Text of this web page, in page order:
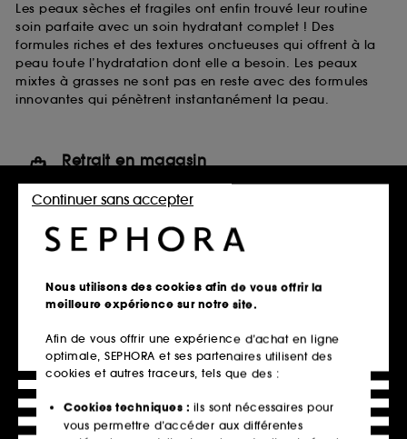
Les peaux sèches et fragiles ont enfin trouvé leur routine
soin parfaite avec un soin hydratant complet ! Des
formules riches et des textures onctueuses qui offrent à la
peau toute l’hydratation dont elle a besoin. Les peaux
mixtes à grasses ne sont pas en reste avec des formules
innovantes qui pénètrent instantanément la peau.
Retrait en magasin
Click & Collect en 2h offert
En savoir plus
Livraison standard offerte
à domicile dès 60€ en France
métropolitaine et Monaco
Explorer l'offre
Paiements sécurisés
En savoir plus
Nous utilisons des cookies afin de vous offrir la
meilleure expérience sur notre site.
Afin de vous offrir une expérience d’achat en ligne
optimale, SEPHORA et ses partenaires utilisent des
cookies et autres traceurs, tels que des :
Cookies techniques : ils sont nécessaires pour
vous permettre d’accéder aux différentes
Continuer sans accepter